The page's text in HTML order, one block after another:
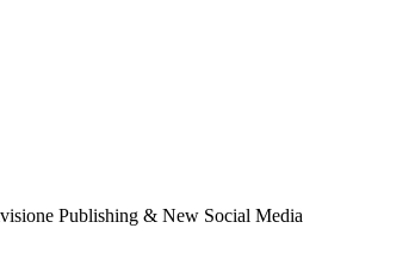
Publishing & New Social Media